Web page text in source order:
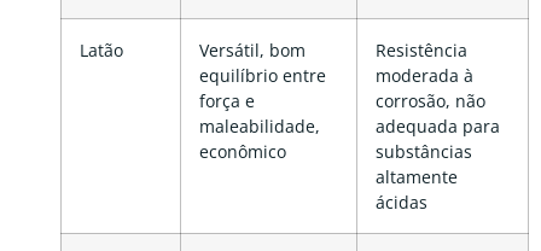
Latão
Versátil, bom
equilíbrio entre
força e
maleabilidade,
econômico
Resistência
moderada à
corrosão, não
adequada para
substâncias
altamente
ácidas